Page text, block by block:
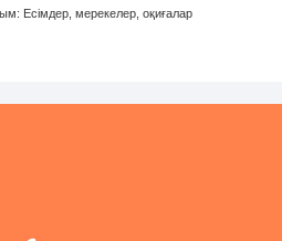
Есімдер, мерекелер, оқиғалар